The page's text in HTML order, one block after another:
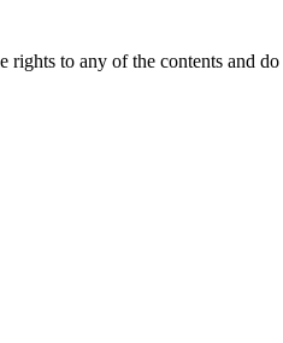
to any of the contents and